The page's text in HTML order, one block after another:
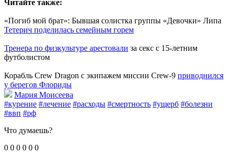
Читайте также:
«Погиб мой брат»: Бывшая солистка группы «Девочки» Липа
Тетерич поделилась семейным горем
Тренера по физкультуре арестовали за секс с 15-летним
футболистом
Корабль Crew Dragon с экипажем миссии Crew-9 приводнился
у берегов Флориды
Мария Моисеева
#курение #лечение #расходы #смертность #ущерб #болезни
#ввп #рф
Что думаешь?
0 0 0 0 0 0